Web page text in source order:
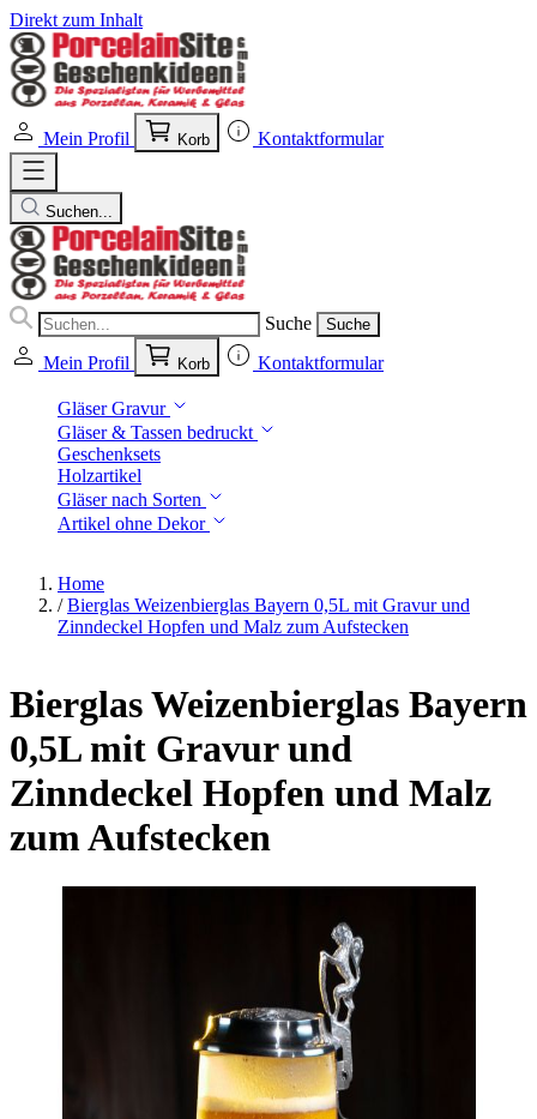
Direkt zum Inhalt
Mein Profil Korb Kontaktformular
Suchen...
Suche Suche
Mein Profil Korb Kontaktformular
Gläser Gravur
Gläser & Tassen bedruckt
Geschenksets
Holzartikel
Gläser nach Sorten
Artikel ohne Dekor
Home
/ Bierglas Weizenbierglas Bayern 0,5L mit Gravur und
Zinndeckel Hopfen und Malz zum Aufstecken
Bierglas Weizenbierglas Bayern
0,5L mit Gravur und
Zinndeckel Hopfen und Malz
zum Aufstecken